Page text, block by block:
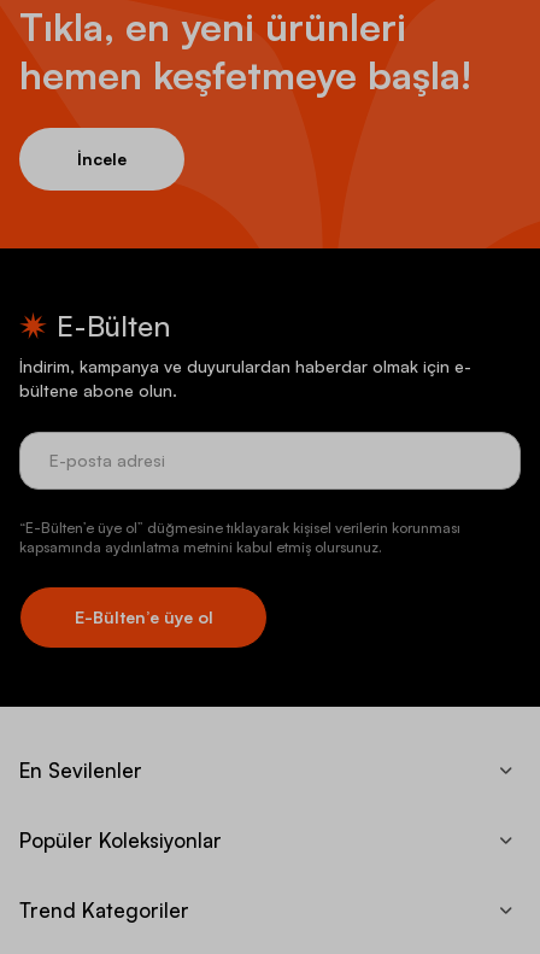
Tıkla, en yeni ürünleri
hemen keşfetmeye başla!
İncele
E-Bülten
İndirim, kampanya ve duyurulardan haberdar olmak için e-
bültene abone olun.
“E-Bülten’e üye ol” düğmesine tıklayarak kişisel verilerin korunması
kapsamında aydınlatma metnini kabul etmiş olursunuz.
E-Bülten’e üye ol
En Sevilenler
Popüler Koleksiyonlar
Trend Kategoriler